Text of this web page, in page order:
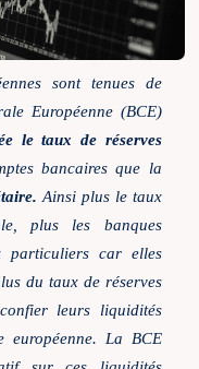
sont tenues de
Européenne (BCE)
le taux de réserves
bancaires que la
Ainsi plus le taux
plus les banques
particuliers car elles
du taux de réserves
leurs liquidités
européenne. La BCE